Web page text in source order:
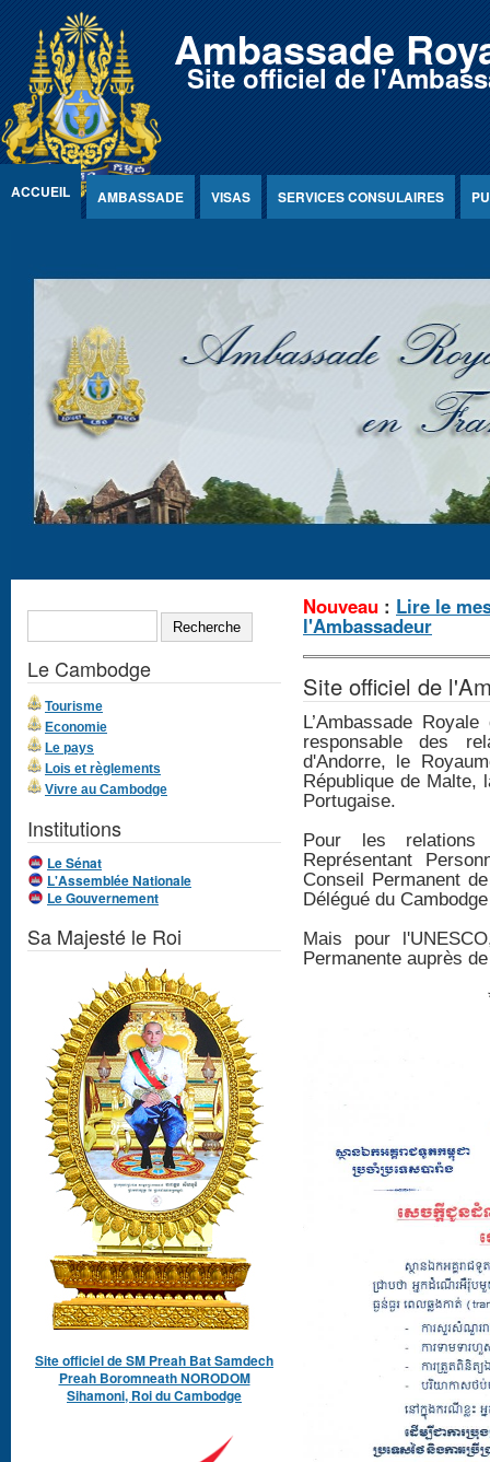
Jump to Content Ambassade
Site officiel de
ACCUEIL AMBASSADE VISAS SERVICES CONSULAIRES
Nouveau : Lire le
l'Ambassadeur
Site officiel de
L’Ambassade
responsable des
d'Andorre, le
République de Malte,
Portugaise.
Pour les relations
Représentant
Conseil Permanent
Délégué du
Mais pour
Permanente auprès
Formulaire de
recherche
Le Cambodge
Tourisme
Economie
Le pays
Lois et règlements
Vivre au Cambodge
Institutions
Le Sénat
L'Assemblée Nationale
Le Gouvernement
Sa Majesté le Roi
Site officiel de SM Preah Bat Samdech
Preah Boromneath NORODOM
Sihamoni, Roi du Cambodge